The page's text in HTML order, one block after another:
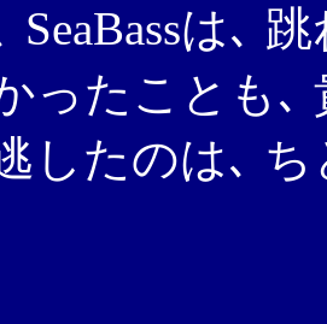
SeaBassは､
ったことも､
したのは､ ち